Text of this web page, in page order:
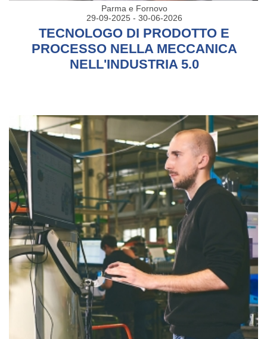
Parma e Fornovo
29-09-2025 - 30-06-2026
TECNOLOGO DI PRODOTTO E
PROCESSO NELLA MECCANICA
NELL'INDUSTRIA 5.0